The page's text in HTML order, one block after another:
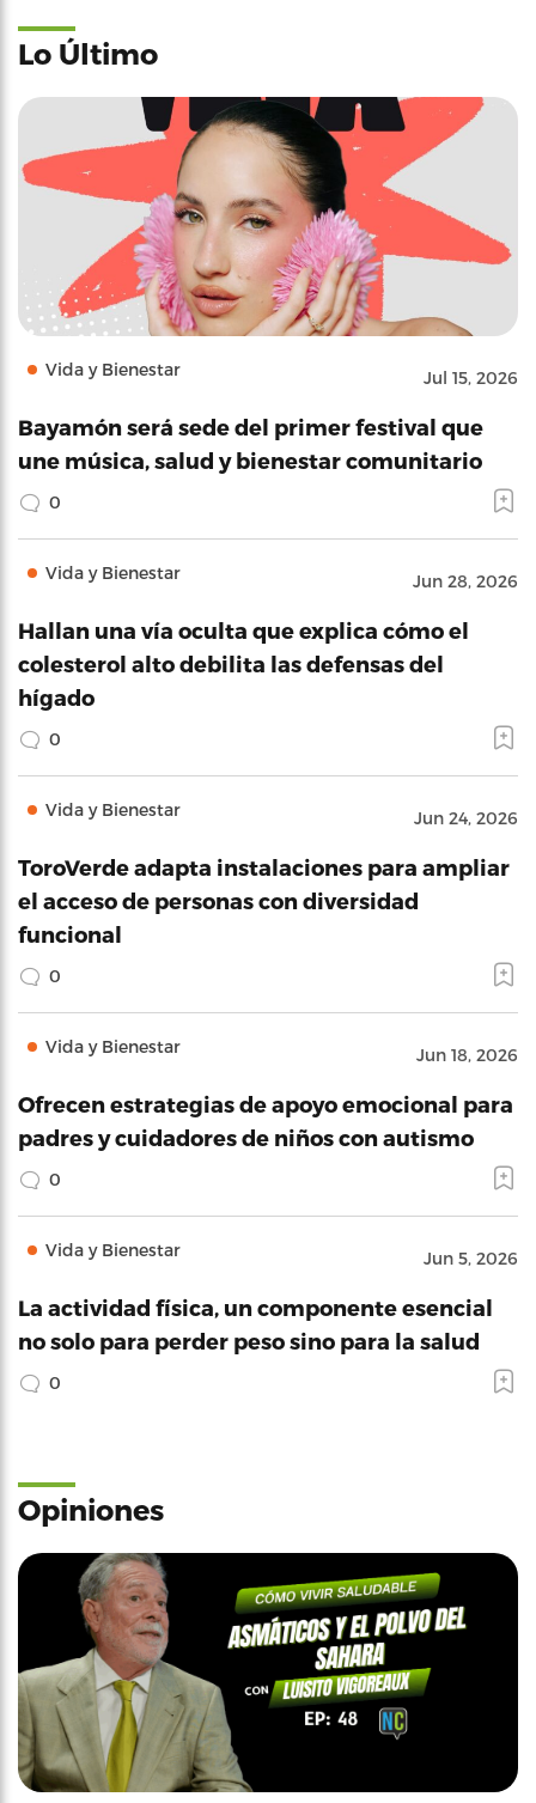
Lo Último
Vida y Bienestar Jul 15, 2026
Bayamón será sede del primer festival que
une música, salud y bienestar comunitario
0
Vida y Bienestar Jun 28, 2026
Hallan una vía oculta que explica cómo el
colesterol alto debilita las defensas del
hígado
0
Vida y Bienestar Jun 24, 2026
ToroVerde adapta instalaciones para ampliar
el acceso de personas con diversidad
funcional
0
Vida y Bienestar Jun 18, 2026
Ofrecen estrategias de apoyo emocional para
padres y cuidadores de niños con autismo
0
Vida y Bienestar Jun 5, 2026
La actividad física, un componente esencial
no solo para perder peso sino para la salud
0
Opiniones